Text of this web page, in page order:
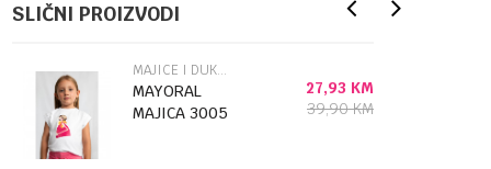
SLIČNI PROIZVODI
MAJICE I DUKSEVI
MAYORAL
MAJICA 3005
27,93 KM
39,90KM